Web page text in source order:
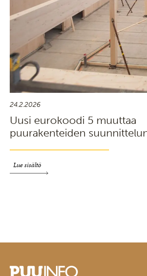
24.2.2026
Uusi eurokoodi 5 muuttaa
puurakenteiden
Lue sisältö